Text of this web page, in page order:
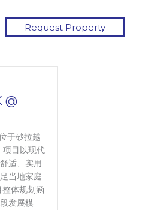
Request Property
@
于砂拉越
项目以现代
适、实用
当地家庭
体规划涵
发展模